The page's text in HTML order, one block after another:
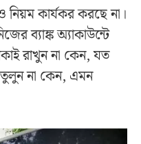
কার্যকর করছে না।
ব্যাঙ্ক অ্যাকাউন্টে
রাখুন না কেন, যত
তুলুন না কেন, এমন